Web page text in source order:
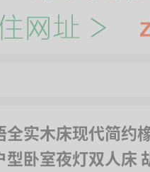
全实木床现代简约
型卧室夜灯双人床